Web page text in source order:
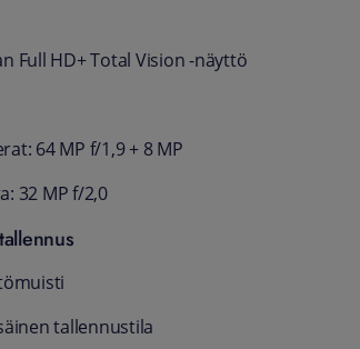
Full HD+ Total Vision -näyttö
64 MP f/1,9 + 8 MP
32 MP f/2,0
tallennustila